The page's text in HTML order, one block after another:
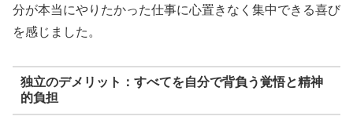
分が本当にやりたかった仕事に心置きなく集中できる喜び
を感じました。
独立のデメリット：すべてを自分で背負う覚悟と精神
的負担